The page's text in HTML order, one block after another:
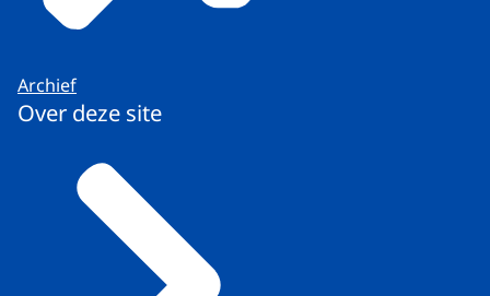
Archief
Over deze site